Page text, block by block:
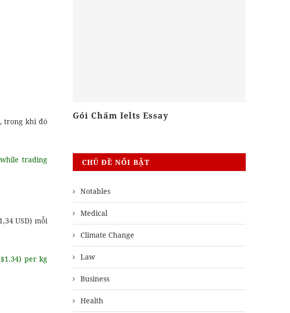
trong khi đó
trading
USD) mỗi
per kg
Gói Chấm Ielts Essay
CHỦ ĐỀ NỔI BẬT
Notables
Medical
Climate Change
Law
Business
Health